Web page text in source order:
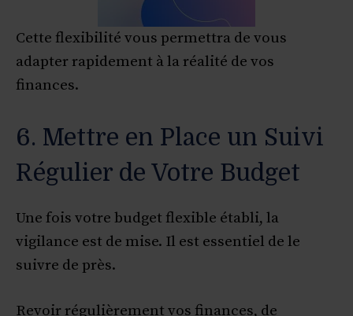
Cette flexibilité vous permettra de vous
adapter rapidement à la réalité de vos
finances.
6. Mettre en Place un Suivi
Régulier de Votre Budget
Une fois votre budget flexible établi, la
vigilance est de mise. Il est essentiel de le
suivre de près.
Revoir régulièrement vos finances, de